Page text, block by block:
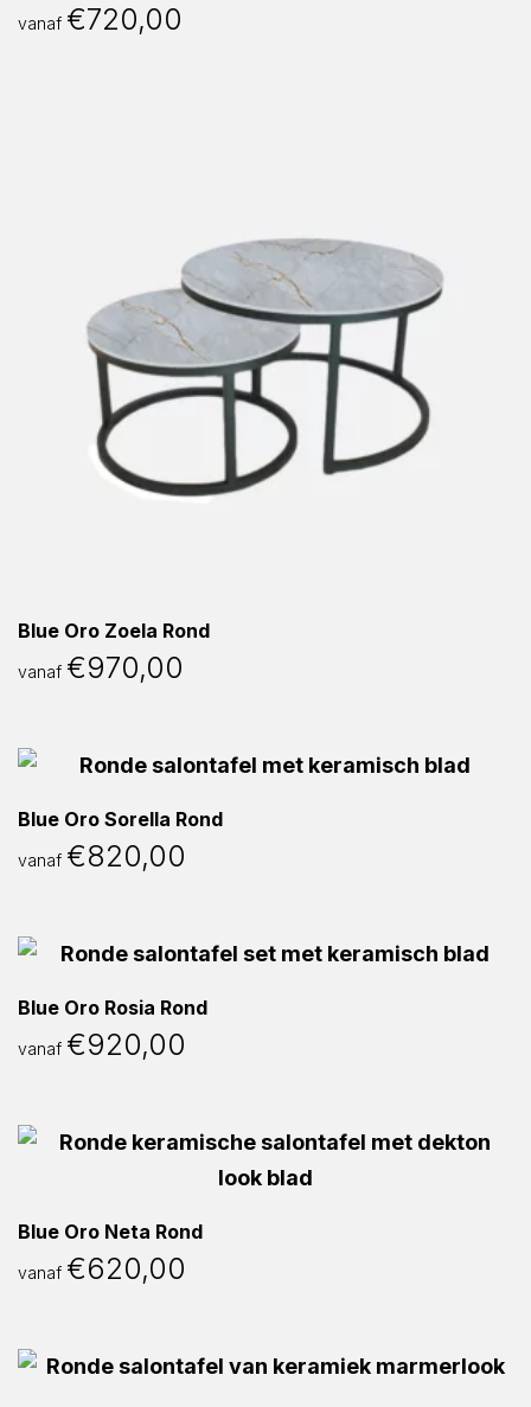
vanaf €720,00
Blue Oro Zoela Rond
vanaf €970,00
Blue Oro Sorella Rond
vanaf €820,00
Blue Oro Rosia Rond
vanaf €920,00
Blue Oro Neta Rond
vanaf €620,00